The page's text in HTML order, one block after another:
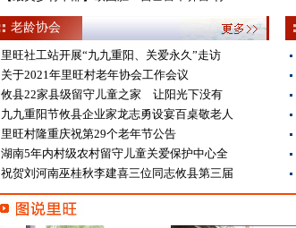
老龄协会
里旺社工站开展“九九重阳、关爱永久”走访
关于2021年里旺村老年协会工作会议
攸县22家县级留守儿童之家 让阳光下没有
九九重阳节攸县企业家龙志勇设宴百桌敬老人
里旺村隆重庆祝第29个老年节公告
湖南5年内村级农村留守儿童关爱保护中心全
祝贺刘河南巫桂秋李建喜三位同志攸县第三届